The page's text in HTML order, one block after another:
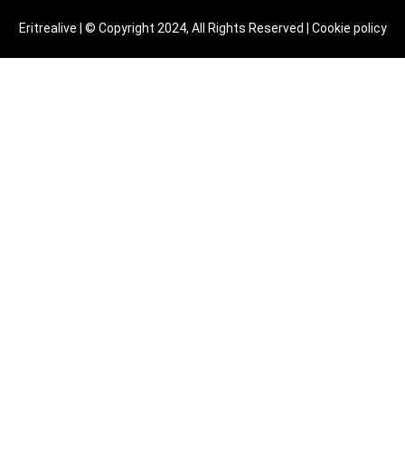
Eritrealive | © Copyright 2024, All Rights Reserved | Cookie policy